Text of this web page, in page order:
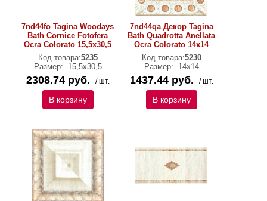
7nd44fo Tagina Woodays
Bath Cornice Fotofera
Ocra Colorato 15,5x30,5
Код товара:5235
Размер:
15,5x30,5
2308.74 руб. / шт.
В корзину
7nd44qa Декор Tagina
Bath Quadrotta Anellata
Ocra Colorato 14x14
Код товара:5230
Размер:
14x14
1437.44 руб. / шт.
В корзину